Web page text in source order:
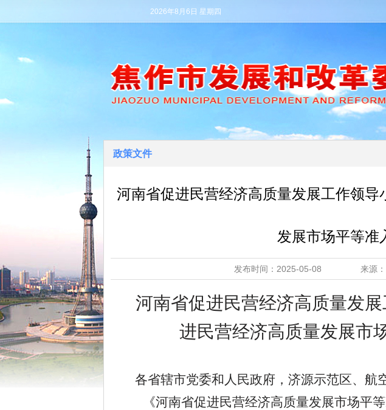
2026年8月6日 星期四
政策文件
河南省促进民营经济高质量发展工作领
发展市场平等准
发布时间：2025-05-08 来源：
河南省促进民营经济高质量发
进民营经济高质量发展市
各省辖市党委和人民政府，济源示范区、航
《河南省促进民营经济高质量发展市场平